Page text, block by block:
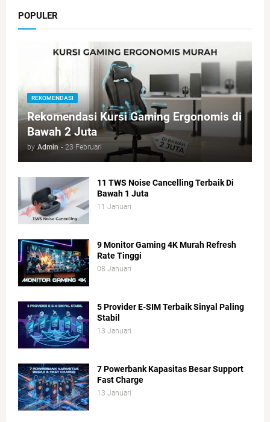
POPULER
REKOMENDASI
Rekomendasi Kursi Gaming Ergonomis di
Bawah 2 Juta
by Admin - 23 Februari
11 TWS Noise Cancelling Terbaik Di
Bawah 1 Juta
11 Januari
9 Monitor Gaming 4K Murah Refresh
Rate Tinggi
08 Januari
5 Provider E-SIM Terbaik Sinyal Paling
Stabil
13 Januari
7 Powerbank Kapasitas Besar Support
Fast Charge
13 Januari